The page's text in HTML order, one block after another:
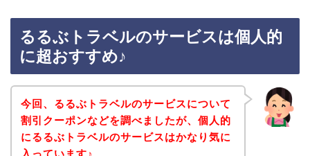
るるぶトラベルのサービスは個人的
に超おすすめ♪
今回、るるぶトラベルのサービスについて
割引クーポンなどを調べましたが、個人的
にるるぶトラベルのサービスはかなり気に
入っています♪